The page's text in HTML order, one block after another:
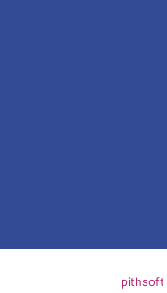
pithsoft